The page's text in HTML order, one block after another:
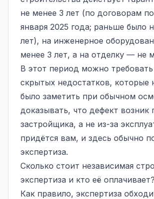
не менее 3 лет (по договорам
января 2025 года; раньше было
лет), на инженерное
менее 3 лет, а на отделку — не
В этот период можно требовать
скрытых недостатков, которые
было заметить при обычном
доказывать, что дефект возник
застройщика, а не из-за
придётся вам, и здесь обычно
экспертиза.
Сколько стоит независимая
экспертиза и кто её оплачивает?
Как правило, экспертиза